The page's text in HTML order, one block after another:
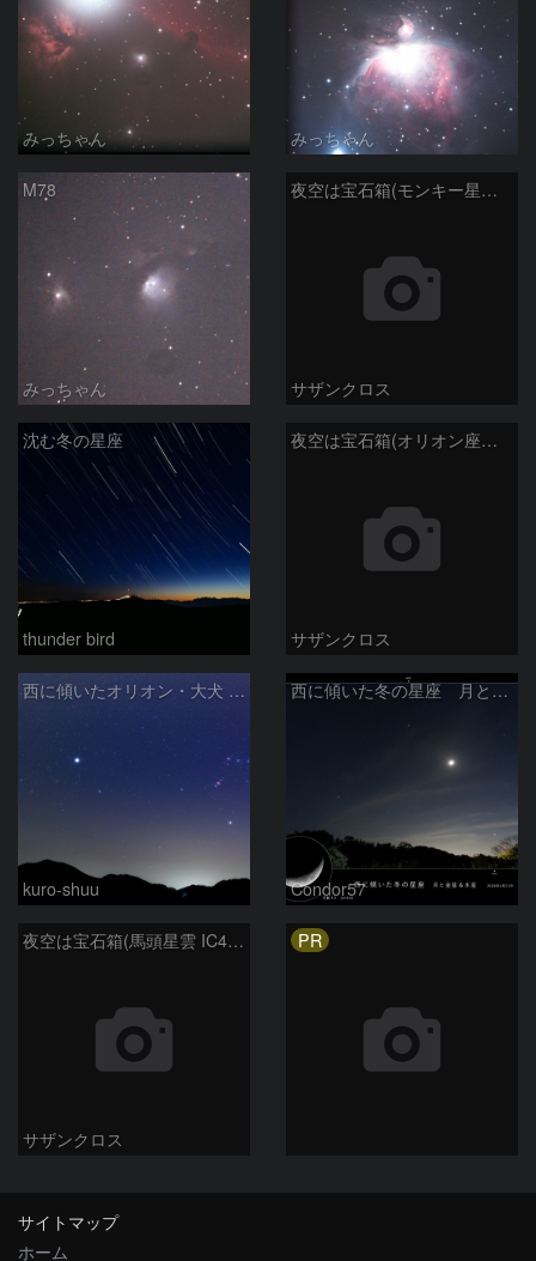
みっちゃん みっちゃん
M78
みっちゃん
夜空は宝石箱(モンキー星雲 NGC2174) Seestar50
サザンクロス
沈む冬の星座
thunder bird
夜空は宝石箱(オリオン座大星雲 M42) Seestar50
サザンクロス
西に傾いたオリオン・大犬 (2026/04/21)
kuro-shuu
西に傾いた冬の星座 月と金星＆木星
Condor57
夜空は宝石箱(馬頭星雲 IC434) Seestar50
サザンクロス
PR
サイトマップ
ホーム